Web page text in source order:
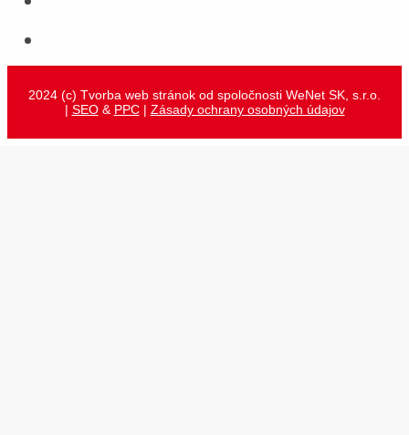
2024 (c) Tvorba web stránok od spoločnosti WeNet SK, s.r.o.
| SEO& PPC| Zásady ochrany osobných údajov